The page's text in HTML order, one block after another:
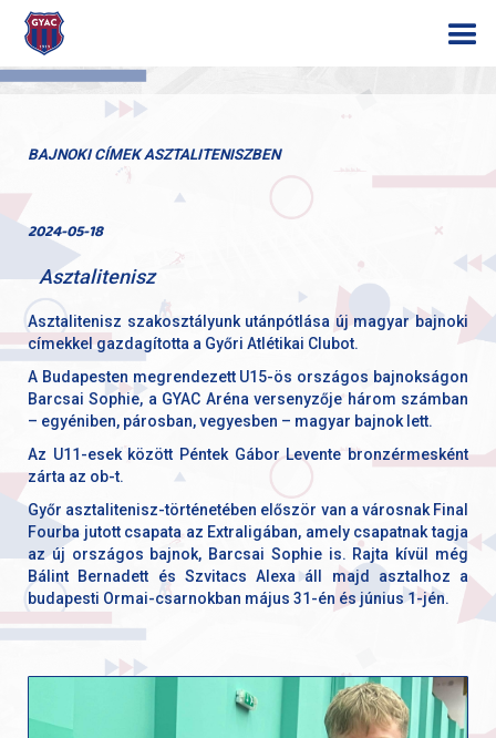
BAJNOKI CÍMEK ASZTALITENISZBEN
2024-05-18
Asztalitenisz
Asztalitenisz szakosztályunk utánpótlása új magyar bajnoki
címekkel gazdagította a Győri Atlétikai Clubot.
A Budapesten megrendezett U15-ös országos bajnokságon
Barcsai Sophie, a GYAC Aréna versenyzője három számban
– egyéniben, párosban, vegyesben – magyar bajnok lett.
Az U11-esek között Péntek Gábor Levente bronzérmesként
zárta az ob-t.
Győr asztalitenisz-történetében először van a városnak Final
Fourba jutott csapata az Extraligában, amely csapatnak tagja
az új országos bajnok, Barcsai Sophie is. Rajta kívül még
Bálint Bernadett és Szvitacs Alexa áll majd asztalhoz a
budapesti Ormai-csarnokban május 31-én és június 1-jén.